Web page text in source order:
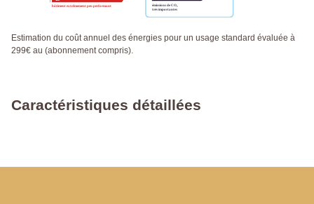
Estimation du coût annuel des énergies pour un usage standard évaluée à
299€ au (abonnement compris).
Caractéristiques détaillées